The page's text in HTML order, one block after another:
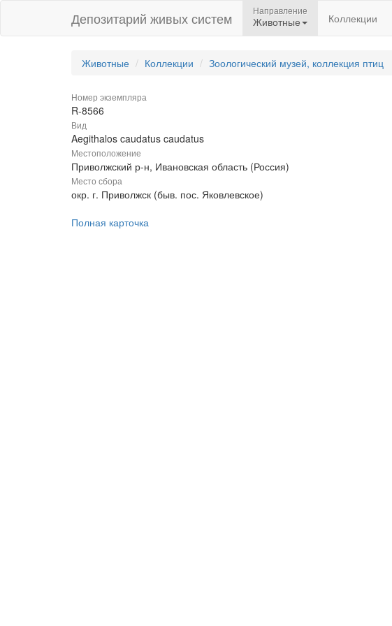
Депозитарий живых систем Направление
Животные Коллекции
Животные Коллекции Зоологический музей, коллекция птиц
Номер экземпляра
R-8566
Вид
Aegithalos caudatus caudatus
Местоположение
Приволжский р-н, Ивановская область (Россия)
Место сбора
окр. г. Приволжск (быв. пос. Яковлевское)
Полная карточка